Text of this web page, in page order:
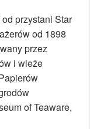
przystani Star
od 1898
przez
i wieże
of Teaware,